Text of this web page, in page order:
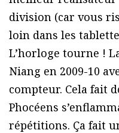
division (car vous
loin dans les
L’horloge tourne !
Niang en 2009-10
compteur. Cela fait
Phocéens
répétitions. Ça fait